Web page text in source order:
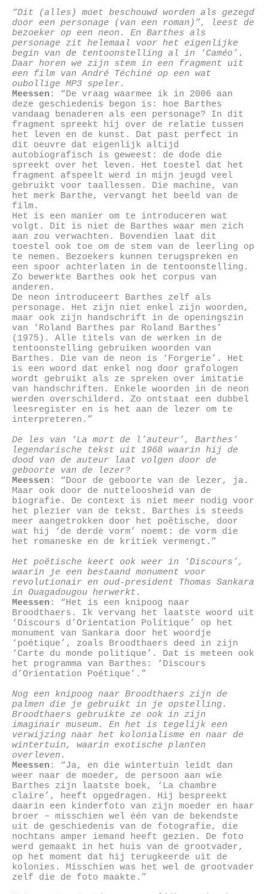
“Dit (alles) moet beschouwd worden als gezegd
door een personage (van een roman)”, leest de
bezoeker op een neon. En Barthes als
personage zit helemaal voor het eigenlijke
begin van de tentoonstelling al in ‘Caméo’.
Daar horen we zijn stem in een fragment uit
een film van André Téchiné op een wat
oubollige MP3 speler.
Meessen : “De vraag waarmee ik in 2006 aan
deze geschiedenis begon is: hoe Barthes
vandaag benaderen als een personage? In dit
fragment spreekt hij over de relatie tussen
het leven en de kunst. Dat past perfect in
dit oeuvre dat eigenlijk altijd
autobiografisch is geweest: de dode die
spreekt over het leven. Het toestel dat het
fragment afspeelt werd in mijn jeugd veel
gebruikt voor taallessen. Die machine, van
het merk Barthe, vervangt het beeld van de
film.
Het is een manier om te introduceren wat
volgt. Dit is niet de Barthes waar men zich
aan zou verwachten. Bovendien laat dit
toestel ook toe om de stem van de leerling op
te nemen. Bezoekers kunnen terugspreken en
een spoor achterlaten in de tentoonstelling.
Zo bewerkte Barthes ook het corpus van
anderen.
De neon introduceert Barthes zelf als
personage. Het zijn niet enkel zijn woorden,
maar ook zijn handschrift in de openingszin
van ‘Roland Barthes par Roland Barthes’
(1975). Alle titels van de werken in de
tentoonstelling gebruiken woorden van
Barthes. Die van de neon is ‘Forgerie’. Het
is een woord dat enkel nog door grafologen
wordt gebruikt als ze spreken over imitatie
van handschriften. Enkele woorden in de neon
werden overschilderd. Zo ontstaat een dubbel
leesregister en is het aan de lezer om te
interpreteren.”
De les van ‘La mort de l’auteur’, Barthes’
legendarische tekst uit 1968 waarin hij de
dood van de auteur laat volgen door de
geboorte van de lezer?
Meessen : “Door de geboorte van de lezer, ja.
Maar ook door de nutteloosheid van de
biografie. De context is niet meer nodig voor
het plezier van de tekst. Barthes is steeds
meer aangetrokken door het poëtische, door
wat hij ‘de derde vorm’ noemt: de vorm die
het romaneske en de kritiek vermengt.”
Het poëtische keert ook weer in ‘Discours’,
waarin je een bestaand monument voor
revolutionair en oud-president Thomas Sankara
in Ouagadougou herwerkt.
Meessen : “Het is een knipoog naar
Broodthaers. Ik vervang het laatste woord uit
‘Discours d’Orientation Politique’ op het
monument van Sankara door het woordje
‘poétique’, zoals Broodthaers deed in zijn
‘Carte du monde politique’. Dat is meteen ook
het programma van Barthes: ‘Discours
d’Orientation Poétique’.”
Nog een knipoog naar Broodthaers zijn de
palmen die je gebruikt in je opstelling.
Broodthaers gebruikte ze ook in zijn
imaginair museum. En het is tegelijk een
verwijzing naar het kolonialisme en naar de
wintertuin, waarin exotische planten
overleven.
Meessen : “Ja, en die wintertuin leidt dan
weer naar de moeder, de persoon aan wie
Barthes zijn laatste boek, ‘La chambre
claire’, heeft opgedragen. Hij bespreekt
daarin een kinderfoto van zijn moeder en haar
broer – misschien wel één van de bekendste
uit de geschiedenis van de fotografie, die
nochtans amper iemand heeft gezien. De foto
werd gemaakt in het huis van de grootvader,
op het moment dat hij terugkeerde uit de
kolonies. Misschien was het wel de grootvader
zelf die de foto maakte.”